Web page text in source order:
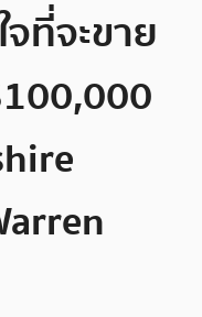
ที่จะขาย